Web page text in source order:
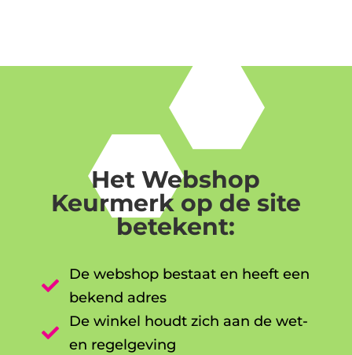
Het Webshop
Keurmerk op de site
betekent:

De webshop bestaat en heeft een
bekend adres

De winkel houdt zich aan de wet-
en regelgeving